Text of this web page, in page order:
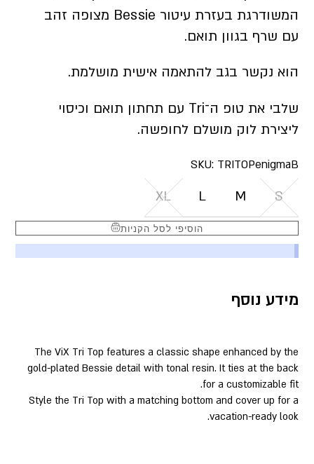
המשודרגת בעזרת עיטור Bessie מצופה זהב
עם שרף בגוון תואם.
הוא נקשר בגב להתאמה אישית מושלמת.
שלבי את טופ ה־Tri עם תחתון תואם וכיסוי
ליצירת לוק מושלם לחופשה.
SKU: TRITOPenigmaB
S
M
L
XL
הוסיפי לסל הקניות
מידע נוסף
The ViX Tri Top features a classic shape enhanced by the
gold-plated Bessie detail with tonal resin. It ties at the back
for a customizable fit.
Style the Tri Top with a matching bottom and cover up for a
vacation-ready look.